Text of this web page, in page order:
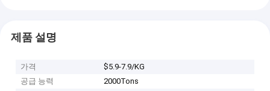
제품 설명
가격
$5.9-7.9/KG
공급 능력
2000Tons